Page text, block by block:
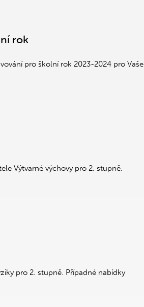
rok
pro školní rok 2023-2024 pro Vaše
Výtvarné výchovy pro 2. stupně.
pro 2. stupně. Případné nabídky